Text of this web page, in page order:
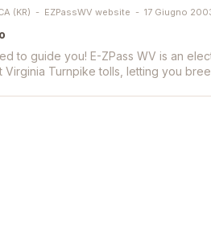
(KR) EZPassWV website 17 Giugno
to guide you! E-ZPass WV is an
Virginia Turnpike tolls, letting you